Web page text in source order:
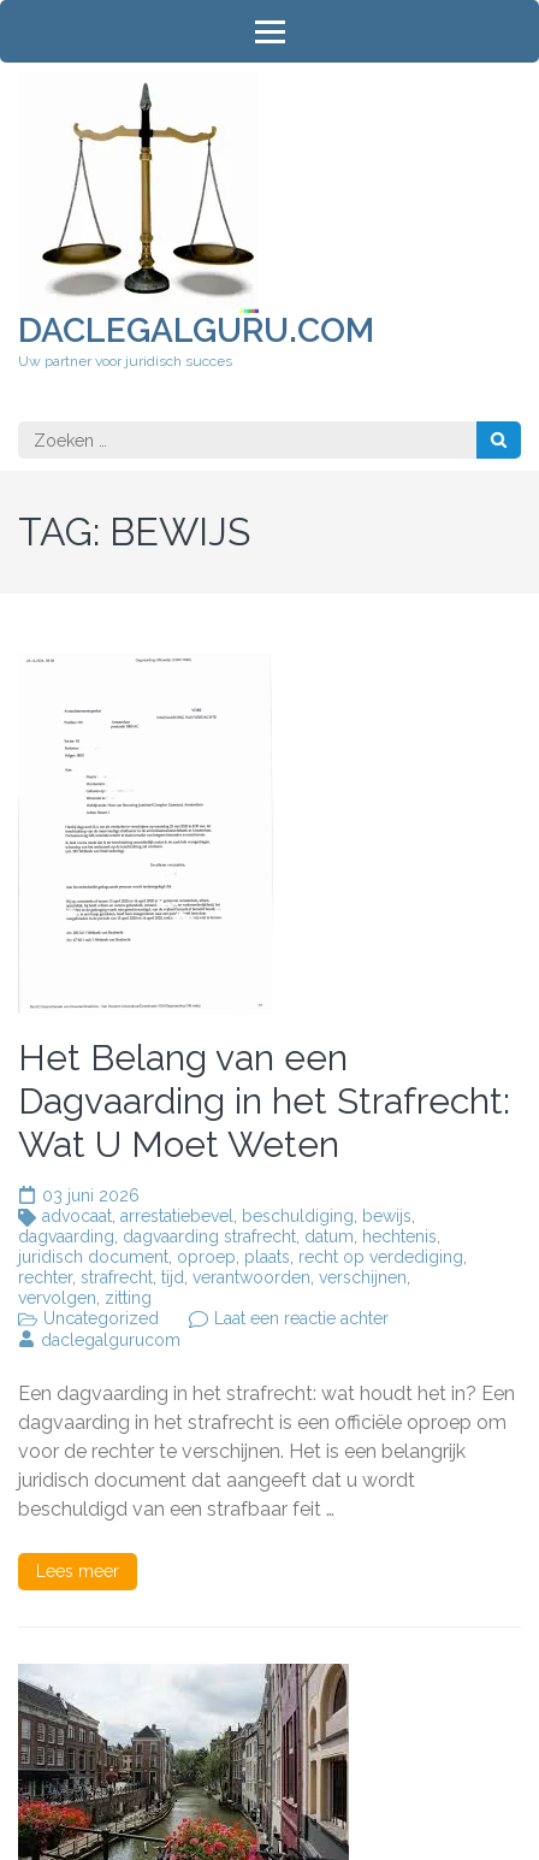
Ga
inhoud
DACLEGALGURU.COM
Uw partner voor juridisch succes
Zoeken
naar:
TAG: BEWIJS
Het Belang van een
Dagvaarding in het Strafrecht:
Wat U Moet Weten
03 juni 2026
advocaat arrestatiebevel beschuldiging bewijs
dagvaarding dagvaarding strafrecht datum hechtenis
juridisch document oproep plaats recht op verdediging
rechter, strafrecht tijd verantwoorden verschijnen
vervolgen zitting
Uncategorized
Laat een reactie achterop
een
Dagvaarding
het
Strafrecht:
daclegalgurucom
Een dagvaarding in het strafrecht: wat houdt het in? Een
dagvaarding in het strafrecht is een officiële oproep om
voor de rechter te verschijnen. Het is een belangrijk
juridisch document dat aangeeft dat u wordt
beschuldigd van een strafbaar feit …
Lees meer